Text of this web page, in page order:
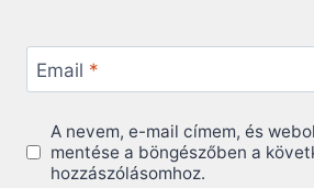
Email *
A nevem, e-mail címem, és
mentése a böngészőben a
hozzászólásomhoz.